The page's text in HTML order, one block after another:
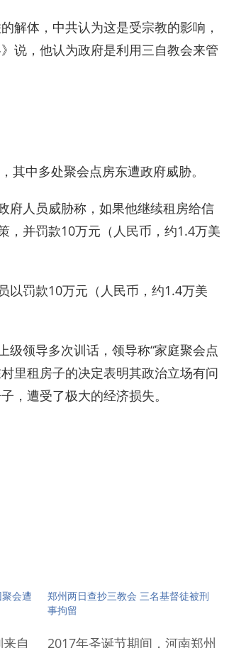
解体，中共认为这是受宗教的影响，
说，他认为政府是利用三自教会来管
中多处聚会点房东遭政府威胁。
府人员威胁称，如果他继续租房给信
，并罚款10万元（人民币，约1.4万美
以罚款10万元（人民币，约1.4万美
领导多次训话，领导称“家庭聚会点
里租房子的决定表明其政治立场有问
，遭受了极大的经济损失。
会遭
自
郑州两日查抄三教会 三名基督徒被刑
事拘留
2017年圣诞节期间，河南郑州